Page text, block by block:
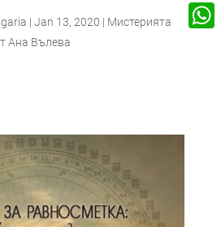
| Jan 13, 2020 | Мистерията
Ана Вълева